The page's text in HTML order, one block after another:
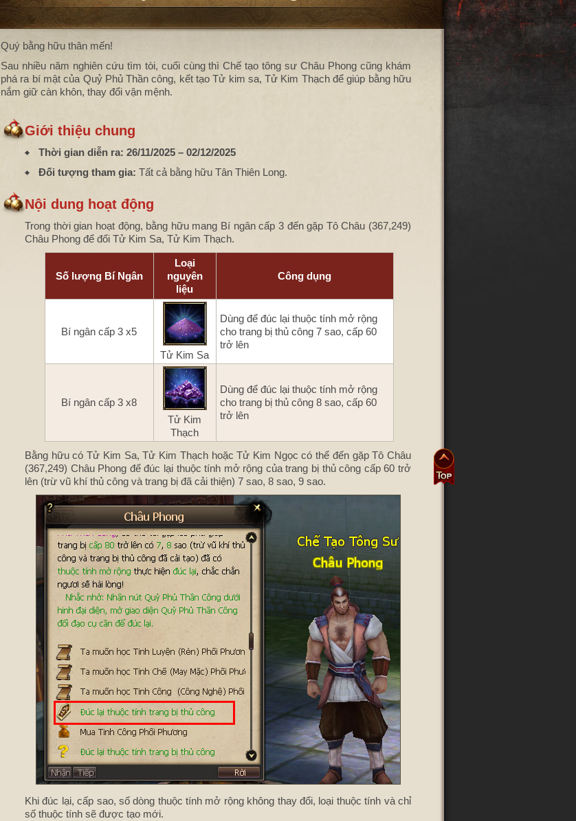
Quý bằng hữu thân mến!
Sau nhiều năm nghiên cứu tìm tòi, cuối cùng thì Chế tạo tông sư Châu Phong cũng khám
phá ra bí mật của Quỷ Phủ Thần công, kết tạo Tử kim sa, Tử Kim Thạch để giúp bằng hữu
nắm giữ càn khôn, thay đổi vận mệnh.
Giới thiệu chung
Thời gian diễn ra: 26/11/2025 – 02/12/2025
Đối tượng tham gia: Tất cả bằng hữu Tân Thiên Long.
Nội dung hoạt động
Trong thời gian hoạt động, bằng hữu mang Bí ngân cấp 3 đến gặp Tô Châu (367,249)
Châu Phong để đổi Tử Kim Sa, Tử Kim Thạch.
Số lượng Bí Ngân
Loại
nguyên
liệu
Công dụng
Bí ngân cấp 3 x5
Tử Kim Sa
Dùng để đúc lại thuộc tính mở rộng
cho trang bị thủ công 7 sao, cấp 60
trở lên
Bí ngân cấp 3 x8
Tử Kim
Thạch
Dùng để đúc lại thuộc tính mở rộng
cho trang bị thủ công 8 sao, cấp 60
trở lên
Bằng hữu có Tử Kim Sa, Tử Kim Thạch hoặc Tử Kim Ngọc có thể đến gặp Tô Châu
(367,249) Châu Phong để đúc lại thuộc tính mở rộng của trang bị thủ công cấp 60 trở
lên (trừ vũ khí thủ công và trang bị đã cải thiện) 7 sao, 8 sao, 9 sao.
Khi đúc lại, cấp sao, số dòng thuộc tính mở rộng không thay đổi, loại thuộc tính và chỉ
số thuộc tính sẽ được tạo mới.